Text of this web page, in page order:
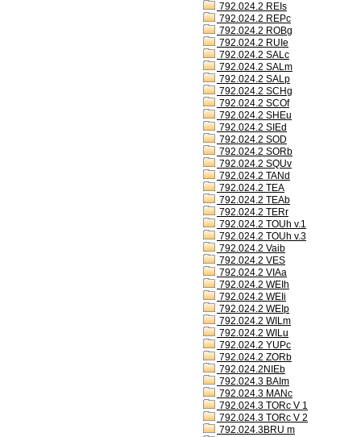
792.024.2 REIs
792.024.2 REPc
792.024.2 ROBg
792.024.2 RUIe
792.024.2 SALc
792.024.2 SALm
792.024.2 SALp
792.024.2 SCHg
792.024.2 SCOf
792.024.2 SHEu
792.024.2 SIEd
792.024.2 SOD
792.024.2 SORb
792.024.2 SQUv
792.024.2 TANd
792.024.2 TEA
792.024.2 TEAb
792.024.2 TERr
792.024.2 TOUh v.1
792.024.2 TOUh v.3
792.024.2 Vaib
792.024.2 VES
792.024.2 VIAa
792.024.2 WEIh
792.024.2 WEIi
792.024.2 WEIp
792.024.2 WILm
792.024.2 WILu
792.024.2 YUPc
792.024.2 ZORb
792.024.2NIEb
792.024.3 BAIm
792.024.3 MANc
792.024.3 TORc V 1
792.024.3 TORc V 2
792.024.3BRU m